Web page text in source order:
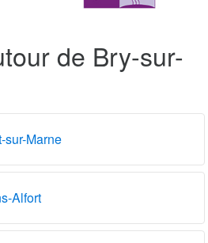
de Bry-sur-
sur-Marne
Alfort